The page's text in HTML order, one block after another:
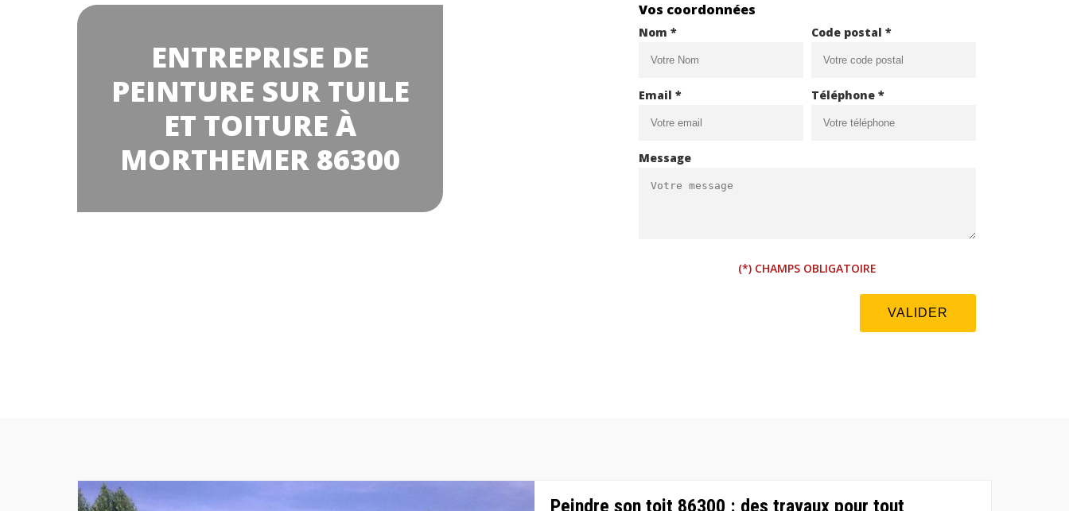
ENTREPRISE DE
PEINTURE SUR TUILE
ET TOITURE À
MORTHEMER 86300
Vos coordonnées
Nom * Code postal *
Email * Téléphone *
Message
(*) CHAMPS OBLIGATOIRE
Peindre son toit 86300 : des travaux pour tout